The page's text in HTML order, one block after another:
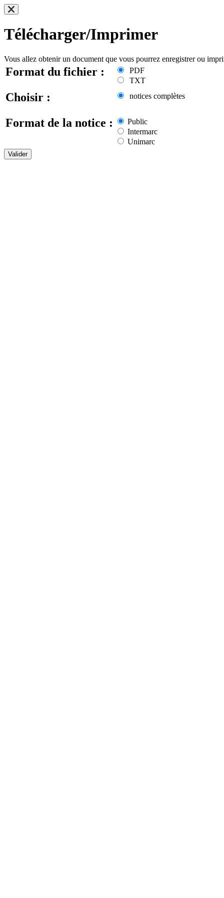
Télécharger/Imprimer
Vous allez obtenir un document que vous pourrez enregistrer ou
Format du fichier :
PDF
TXT
Choisir : notices complètes
Format de la notice :
Public
Intermarc
Unimarc